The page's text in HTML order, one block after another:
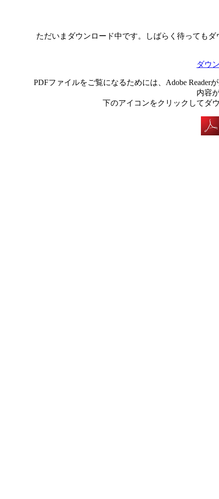
ただいまダウンロード中です。しばらく待っても
ダウ
PDFファイルをご覧になるためには、Adobe
内容
下のアイコンをクリックしてダ